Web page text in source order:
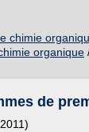
chimie
organique
de